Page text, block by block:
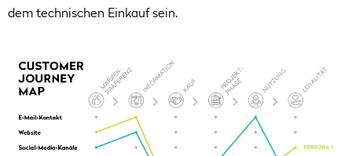
dem technischen Einkauf sein.